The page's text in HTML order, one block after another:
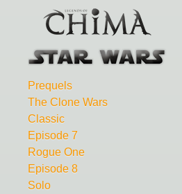
Prequels
The Clone Wars
Classic
Episode 7
Rogue One
Episode 8
Solo